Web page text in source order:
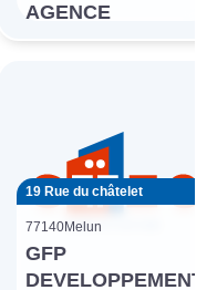
AGENCE
19 Rue du châtelet
77140Melun
GFP
DEVELOPPEMENT